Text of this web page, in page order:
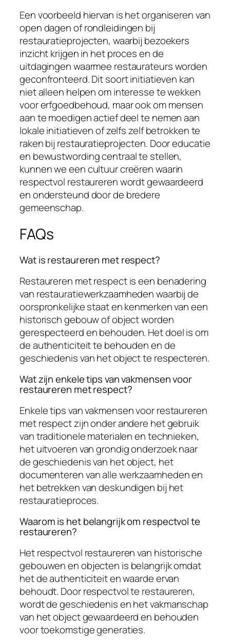
Een voorbeeld hiervan is het organiseren van
open dagen of rondleidingen bij
restauratieprojecten, waarbij bezoekers
inzicht krijgen in het proces en de
uitdagingen waarmee restaurateurs worden
geconfronteerd. Dit soort initiatieven kan
niet alleen helpen om interesse te wekken
voor erfgoedbehoud, maar ook om mensen
aan te moedigen actief deel te nemen aan
lokale initiatieven of zelfs zelf betrokken te
raken bij restauratieprojecten. Door educatie
en bewustwording centraal te stellen,
kunnen we een cultuur creëren waarin
respectvol restaureren wordt gewaardeerd
en ondersteund door de bredere
gemeenschap.
FAQs
Wat is restaureren met respect?
Restaureren met respect is een benadering
van restauratiewerkzaamheden waarbij de
oorspronkelijke staat en kenmerken van een
historisch gebouw of object worden
gerespecteerd en behouden. Het doel is om
de authenticiteit te behouden en de
geschiedenis van het object te respecteren.
Wat zijn enkele tips van vakmensen voor
restaureren met respect?
Enkele tips van vakmensen voor restaureren
met respect zijn onder andere het gebruik
van traditionele materialen en technieken,
het uitvoeren van grondig onderzoek naar
de geschiedenis van het object, het
documenteren van alle werkzaamheden en
het betrekken van deskundigen bij het
restauratieproces.
Waarom is het belangrijk om respectvol te
restaureren?
Het respectvol restaureren van historische
gebouwen en objecten is belangrijk omdat
het de authenticiteit en waarde ervan
behoudt. Door respectvol te restaureren,
wordt de geschiedenis en het vakmanschap
van het object gewaardeerd en behouden
voor toekomstige generaties.